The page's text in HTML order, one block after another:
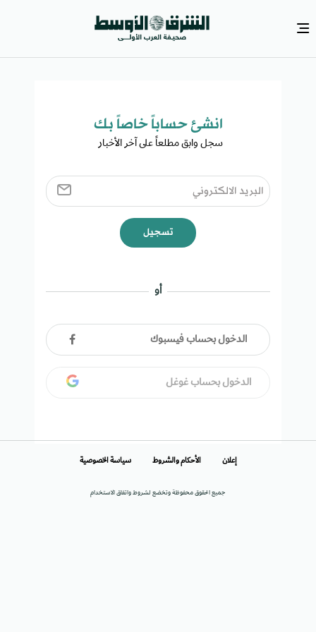
انشئ حساباً خاصاً بك​
سجل وابق مطلعاً على آخر الأخبار ​
تسجيل
أو
الدخول بحساب فيسبوك
الدخول بحساب غوغل
جميع الحقوق محفوظة وتخضع لشروط واتفاق الاستخدام
إعلان الأحكام والشروط سياسة الخصوصية